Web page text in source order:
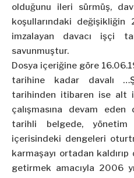
olduğunu ileri sürmüş,
koşullarındaki
imzalayan davacı işçi
savunmuştur.
Dosya içeriğine göre
tarihine kadar davalı
tarihinden itibaren ise alt
çalışmasına devam eden
tarihli belgede,
içerisindeki dengeleri
karmaşayı ortadan
getirmek amacıyla 2006